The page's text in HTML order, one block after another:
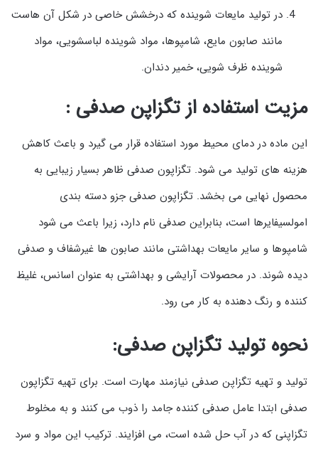
در تولید مایعات شوینده که درخشش خاصی در شکل آن هاست
مانند صابون مایع، شامپوها، مواد شوینده لباسشویی، مواد
شوینده ظرف شویی، خمیر دندان.
مزیت استفاده از تگزاپن صدفی :
این ماده در دمای محیط مورد استفاده قرار می گیرد و باعث کاهش
هزینه های تولید می شود. تگزاپون صدفی ظاهر بسیار زیبایی به
محصول نهایی می بخشد. تگزاپون صدفی جزو دسته بندی
امولسیفایرها است، بنابراین صدفی نام دارد، زیرا باعث می شود
شامپوها و سایر مایعات بهداشتی مانند صابون ها غیرشفاف و صدفی
دیده شوند. در محصولات آرایشی و بهداشتی به عنوان اسانس، غلیظ
کننده و رنگ دهنده به کار می رود.
نحوه تولید تگزاپن صدفی:
تولید و تهیه تگزاپن صدفی نیازمند مهارت است. برای تهیه تگزاپون
صدفی ابتدا عامل صدفی کننده جامد را ذوب می کنند و به مخلوط
تگزاپنی که در آب حل شده است، می افزایند. ترکیب این مواد و سرد